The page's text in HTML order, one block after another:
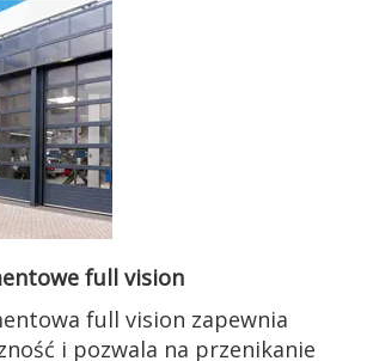
full vision
full vision zapewnia
i pozwala na przenikanie